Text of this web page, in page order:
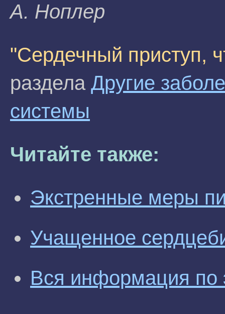
A. Hoплep
"Сердечный приступ,
раздела Другие
системы
Читайте также:
Экстренные меры
Учащенное
Вся информация по